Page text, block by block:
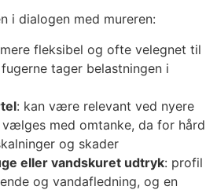
i dialogen med mureren:
fleksibel og ofte velegnet til
tager belastningen i
: kan være relevant ved nyere
med omtanke, da for hård
og skader
eller vandskuret udtryk: profil
og vandafledning, og en